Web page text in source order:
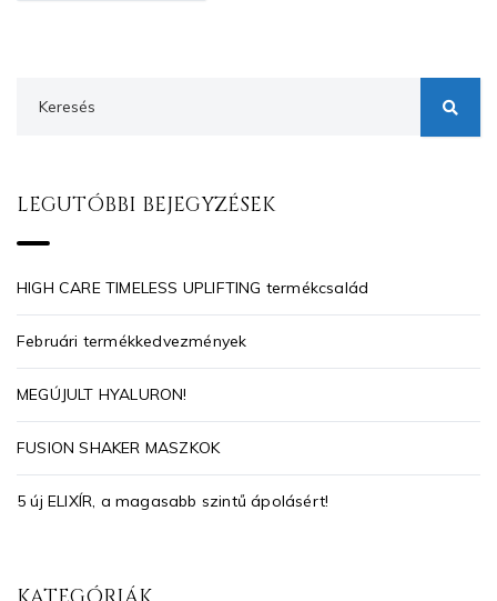
LEGUTÓBBI BEJEGYZÉSEK
HIGH CARE TIMELESS UPLIFTING termékcsalád
Februári termékkedvezmények
MEGÚJULT HYALURON!
FUSION SHAKER MASZKOK
5 új ELIXÍR, a magasabb szintű ápolásért!